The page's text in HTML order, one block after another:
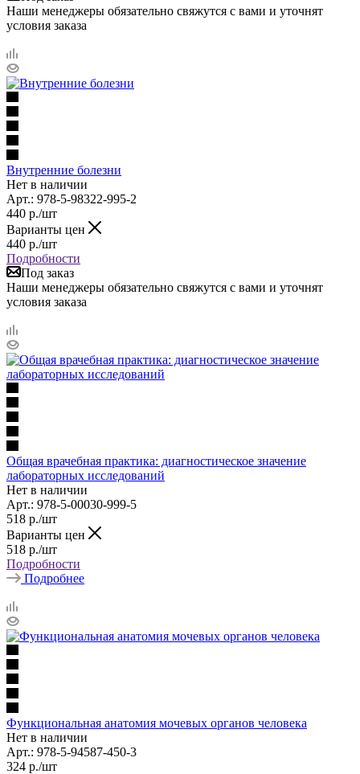
Наши менеджеры обязательно свяжутся с вами и уточнят
условия заказа
Внутренние болезни
Нет в наличии
Арт.: 978-5-98322-995-2
440 р./шт
Варианты цен
440 р./шт
Подробности
Под заказ
Наши менеджеры обязательно свяжутся с вами и уточнят
условия заказа
Общая врачебная практика: диагностическое значение
лабораторных исследований
Нет в наличии
Арт.: 978-5-00030-999-5
518 р./шт
Варианты цен
518 р./шт
Подробности
Подробнее
Функциональная анатомия мочевых органов человека
Нет в наличии
Арт.: 978-5-94587-450-3
324 р./шт